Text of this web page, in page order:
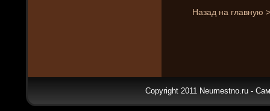
Назад на главную
Copyright 2011 Neumestno.ru -